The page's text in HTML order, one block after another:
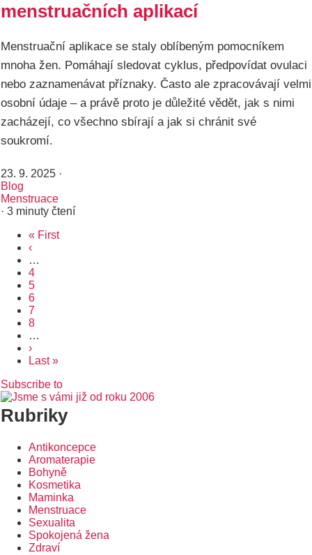
menstruačních aplikací
Menstruační aplikace se staly oblíbeným pomocníkem
mnoha žen. Pomáhají sledovat cyklus, předpovídat ovulaci
nebo zaznamenávat příznaky. Často ale zpracovávají velmi
osobní údaje – a právě proto je důležité vědět, jak s nimi
zacházejí, co všechno sbírají a jak si chránit své
soukromí.
23. 9. 2025 ·
Blog
Menstruace
· 3 minuty čtení
Pagination
First
page
« First
Předchozí
stránka
‹
…
Page
4
Page
5
Aktuální
stránka
6
Page
7
Page
8
…
Následující
stránka
›
Poslední
Last »
Subscribe to
Rubriky
Antikoncepce
Aromaterapie
Bohyně
Kosmetika
Maminka
Menstruace
Sexualita
Spokojená žena
Zdraví